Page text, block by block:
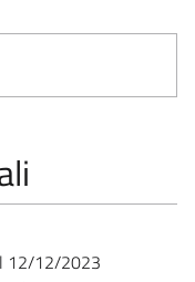
12/12/2023